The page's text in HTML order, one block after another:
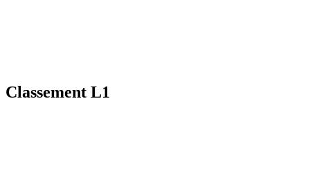
Classement L1